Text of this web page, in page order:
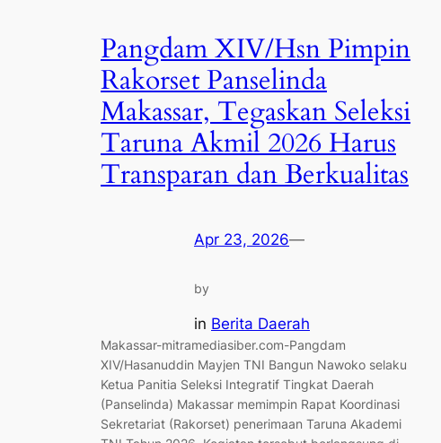
Pangdam XIV/Hsn Pimpin
Rakorset Panselinda
Makassar, Tegaskan Seleksi
Taruna Akmil 2026 Harus
Transparan dan Berkualitas
Apr 23, 2026—
by
in Berita Daerah
Makassar-mitramediasiber.com-Pangdam
XIV/Hasanuddin Mayjen TNI Bangun Nawoko selaku
Ketua Panitia Seleksi Integratif Tingkat Daerah
(Panselinda) Makassar memimpin Rapat Koordinasi
Sekretariat (Rakorset) penerimaan Taruna Akademi